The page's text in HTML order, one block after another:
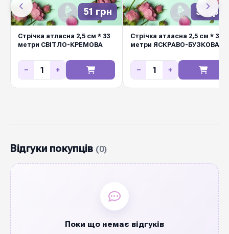
51 грн
Стрічка атласна 2,5 см * 33
метри СВІТЛО-КРЕМОВА
− +
51 грн
Стрічка атласна 2,5 см * 33
метри ЯСКРАВО-БУЗКОВА
− +
Відгуки покупців (0)
Поки що немає відгуків